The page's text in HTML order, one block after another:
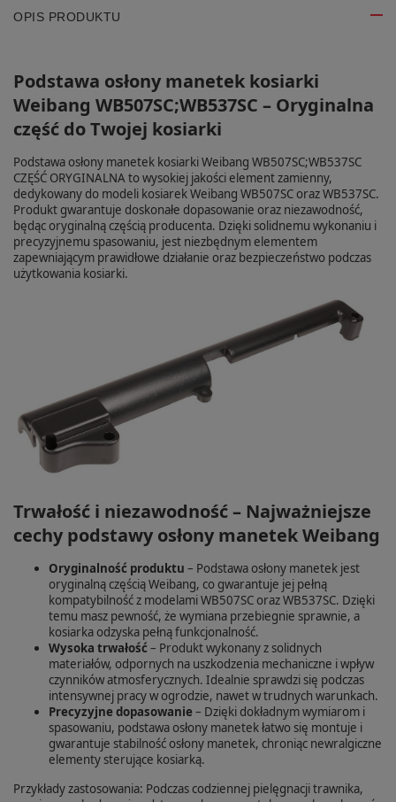
OPIS PRODUKTU
Podstawa osłony manetek kosiarki
Weibang WB507SC;WB537SC – Oryginalna
część do Twojej kosiarki
Podstawa osłony manetek kosiarki Weibang WB507SC;WB537SC
CZĘŚĆ ORYGINALNA to wysokiej jakości element zamienny,
dedykowany do modeli kosiarek Weibang WB507SC oraz WB537SC.
Produkt gwarantuje doskonałe dopasowanie oraz niezawodność,
będąc oryginalną częścią producenta. Dzięki solidnemu wykonaniu i
precyzyjnemu spasowaniu, jest niezbędnym elementem
zapewniającym prawidłowe działanie oraz bezpieczeństwo podczas
użytkowania kosiarki.
Trwałość i niezawodność – Najważniejsze
cechy podstawy osłony manetek Weibang
Oryginalność produktu – Podstawa osłony manetek jest
oryginalną częścią Weibang, co gwarantuje jej pełną
kompatybilność z modelami WB507SC oraz WB537SC. Dzięki
temu masz pewność, że wymiana przebiegnie sprawnie, a
kosiarka odzyska pełną funkcjonalność.
Wysoka trwałość – Produkt wykonany z solidnych
materiałów, odpornych na uszkodzenia mechaniczne i wpływ
czynników atmosferycznych. Idealnie sprawdzi się podczas
intensywnej pracy w ogrodzie, nawet w trudnych warunkach.
Precyzyjne dopasowanie– Dzięki dokładnym wymiarom i
spasowaniu, podstawa osłony manetek łatwo się montuje i
gwarantuje stabilność osłony manetek, chroniąc newralgiczne
elementy sterujące kosiarką.
Przykłady zastosowania: Podczas codziennej pielęgnacji trawnika,